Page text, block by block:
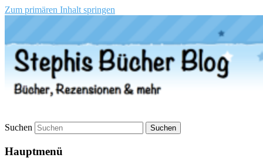
Zum primären Inhalt springen
Stephis Bücher Blog
Suchen
Hauptmenü